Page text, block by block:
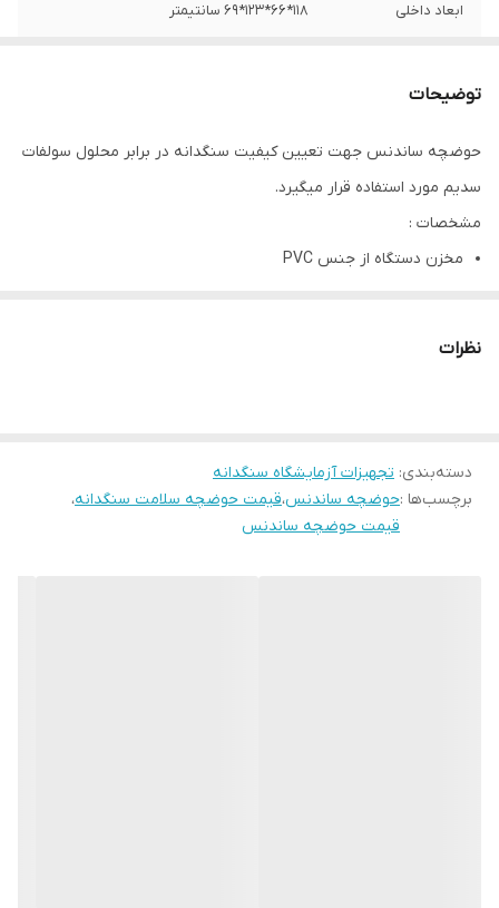
ابعاد داخلی 118*66*123*69 سانتیمتر
توضیحات
حوضچه ساندنس جهت تعیین کیفیت سنگدانه در برابر محلول سولفات
سدیم مورد استفاده قرار میگیرد.
مشخصات :
مخزن دستگاه از جنس PVC
زمان ارسال محصول 3 روز کاری می باشد.
نظرات
دسته‌بندی: تجهیزات آزمایشگاه سنگدانه
برچسب‌ها :حوضچه ساندنس،قیمت حوضچه سلامت سنگدانه،
قیمت حوضچه ساندنس